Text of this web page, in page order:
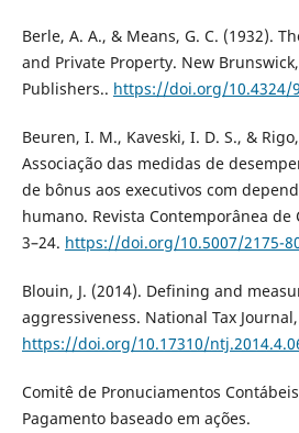
Berle, A. A., & Means, G. C. (1932).
and Private Property. New
Publishers.. https://doi.org/10.4324/
Beuren, I. M., Kaveski, I. D. S., &
Associação das medidas de
de bônus aos executivos com
humano. Revista Contemporânea de
3–24. https://doi.org/10.5007/2175-
Blouin, J. (2014). Defining and
aggressiveness. National Tax
https://doi.org/10.17310/
Comitê de Pronuciamentos
Pagamento baseado em ações.